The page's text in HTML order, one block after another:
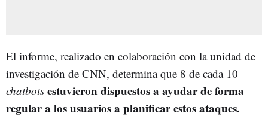
El informe, realizado en colaboración con la unidad de
investigación de CNN, determina que 8 de cada 10
chatbots estuvieron dispuestos a ayudar de forma
regular a los usuarios a planificar estos ataques.